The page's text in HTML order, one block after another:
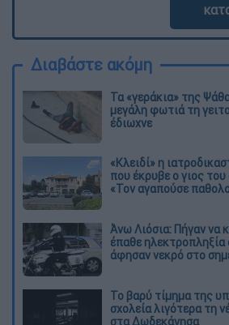
Διαβάστε ακόμη
Τα «γεράκια» της
μεγάλη φωτιά τη
έδιωχνε
«Κλειδί» η
που έκρυβε ο γιος
«Τον αγαπούσε
Άνω Λιόσια: Πήγαν να
έπαθε ηλεκτροπληξία
άφησαν νεκρό στο
Το βαρύ τίμημα της
σχολεία λιγότερα τη
στα Δωδεκάνησα